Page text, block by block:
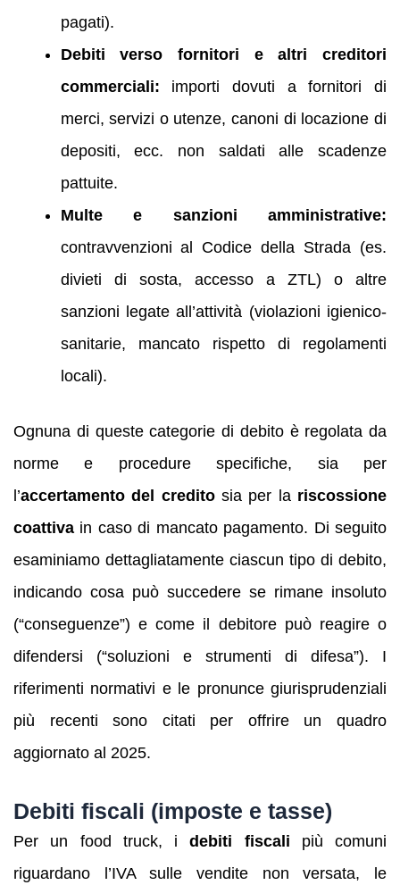
pagati).
Debiti verso fornitori e altri creditori
commerciali: importi dovuti a fornitori di
merci, servizi o utenze, canoni di locazione di
depositi, ecc. non saldati alle scadenze
pattuite.
Multe e sanzioni amministrative:
contravvenzioni al Codice della Strada (es.
divieti di sosta, accesso a ZTL) o altre
sanzioni legate all’attività (violazioni igienico-
sanitarie, mancato rispetto di regolamenti
locali).
Ognuna di queste categorie di debito è regolata da
norme e procedure specifiche, sia per
l’accertamento del creditosia per la riscossione
coattiva in caso di mancato pagamento. Di seguito
esaminiamo dettagliatamente ciascun tipo di debito,
indicando cosa può succedere se rimane insoluto
(“conseguenze”) e come il debitore può reagire o
difendersi (“soluzioni e strumenti di difesa”). I
riferimenti normativi e le pronunce giurisprudenziali
più recenti sono citati per offrire un quadro
aggiornato al 2025.
Debiti fiscali (imposte e tasse)
Per un food truck, idebiti fiscali più comuni
riguardano l’IVA sulle vendite non versata, le